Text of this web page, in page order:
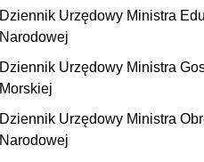
Dziennik Urzędowy Ministra
Narodowej
Dziennik Urzędowy Ministra
Morskiej
Dziennik Urzędowy Ministra
Narodowej